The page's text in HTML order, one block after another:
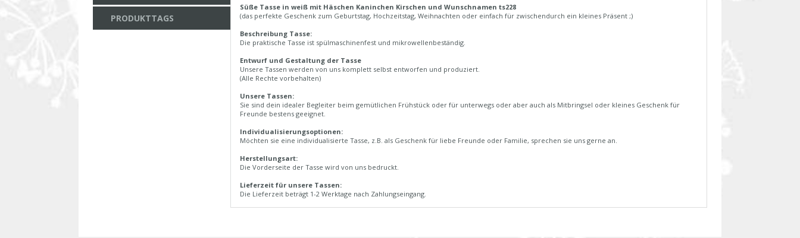
PRODUKTTAGS
Süße Tasse in weiß mit Häschen Kaninchen Kirschen und Wunschnamen ts228
(das perfekte Geschenk zum Geburtstag, Hochzeitstag, Weihnachten oder einfach für zwischendurch ein kleines Präsent ;)
Beschreibung Tasse:
Die praktische Tasse ist spülmaschinenfest und mikrowellenbeständig.
Entwurf und Gestaltung der Tasse
Unsere Tassen werden von uns komplett selbst entworfen und produziert.
(Alle Rechte vorbehalten)
Unsere Tassen:
Sie sind dein idealer Begleiter beim gemütlichen Frühstück oder für unterwegs oder aber auch als Mitbringsel oder kleines Geschenk für
Freunde bestens geeignet.
Individualisierungsoptionen:
Möchten sie eine individualisierte Tasse, z.B. als Geschenk für liebe Freunde oder Familie, sprechen sie uns gerne an.
Herstellungsart:
Die Vorderseite der Tasse wird von uns bedruckt.
Lieferzeit für unsere Tassen:
Die Lieferzeit beträgt 1-2 Werktage nach Zahlungseingang.